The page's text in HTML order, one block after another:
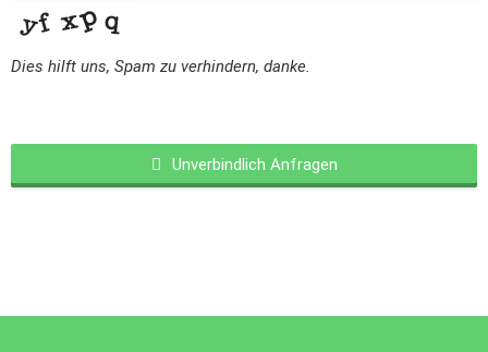
Dies hilft uns, Spam zu verhindern, danke.
Unverbindlich Anfragen
left